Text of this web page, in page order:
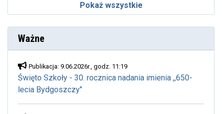
Pokaż wszystkie
Ważne
Publikacja: 9.06.2026r., godz. 11:19
Święto Szkoły - 30. rocznica nadania imienia ,,650-
lecia Bydgoszczy"